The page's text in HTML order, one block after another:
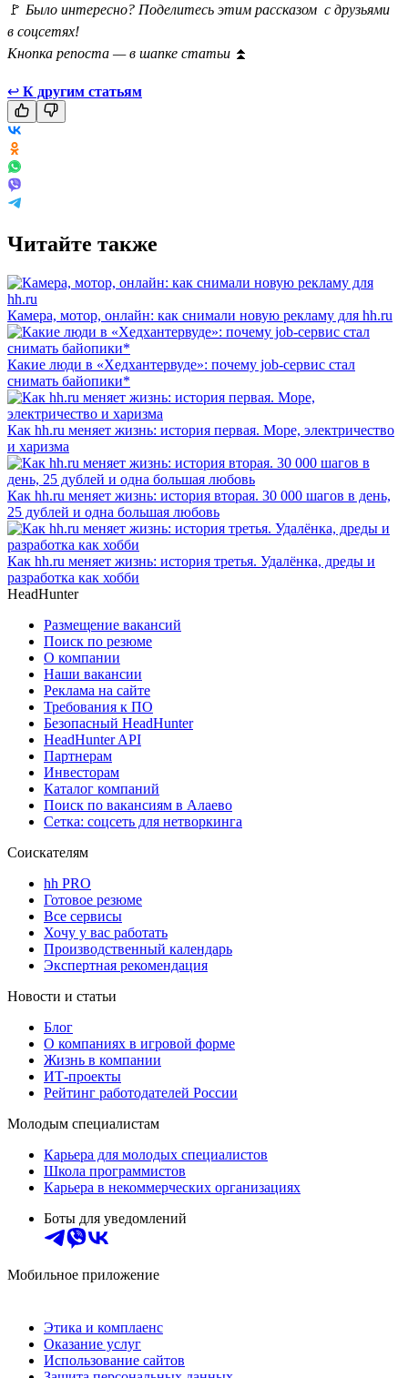
🚩 Было интересно? Поделитесь этим рассказом с друзьями
в соцсетях!
Кнопка репоста — в шапке статьи ⏫
↩ К другим статьям
Читайте также
Камера, мотор, онлайн: как снимали новую рекламу для hh.ru
Какие люди в «Хедхантервуде»: почему job-сервис стал
снимать байопики*
Как hh.ru меняет жизнь: история первая. Море, электричество
и харизма
Как hh.ru меняет жизнь: история вторая. 30 000 шагов в день,
25 дублей и одна большая любовь
Как hh.ru меняет жизнь: история третья. Удалёнка, дреды и
разработка как хобби
HeadHunter
Размещение вакансий
Поиск по резюме
О компании
Наши вакансии
Реклама на сайте
Требования к ПО
Безопасный HeadHunter
HeadHunter API
Партнерам
Инвесторам
Каталог компаний
Поиск по вакансиям в Алаево
Сетка: соцсеть для нетворкинга
Соискателям
hh PRO
Готовое резюме
Все сервисы
Хочу у вас работать
Производственный календарь
Экспертная рекомендация
Новости и статьи
Блог
О компаниях в игровой форме
Жизнь в компании
ИТ-проекты
Рейтинг работодателей России
Молодым специалистам
Карьера для молодых специалистов
Школа программистов
Карьера в некоммерческих организациях
Боты для уведомлений
Мобильное приложение
Этика и комплаенс
Оказание услуг
Использование сайтов